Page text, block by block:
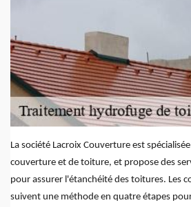
La société Lacroix Couverture est
couverture et de toiture, et propose des
pour assurer l'étanchéité des toitures. Les
suivent une méthode en quatre étapes